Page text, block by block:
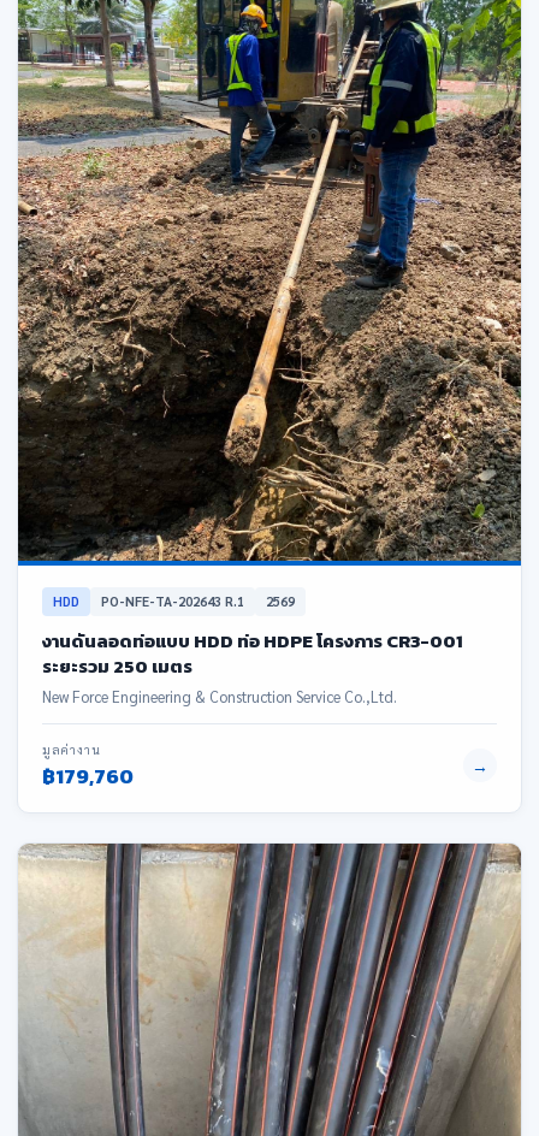
HDD PO-NFE-TA-202643 R.1 2569
งานดันลอดท่อแบบ HDD ท่อ HDPE โครงการ CR3-001
ระยะรวม 250 เมตร
New Force Engineering & Construction Service Co.,Ltd.
มูลค่างาน
฿179,760 →